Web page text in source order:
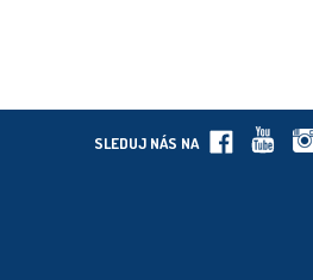
SLEDUJ NÁS NA